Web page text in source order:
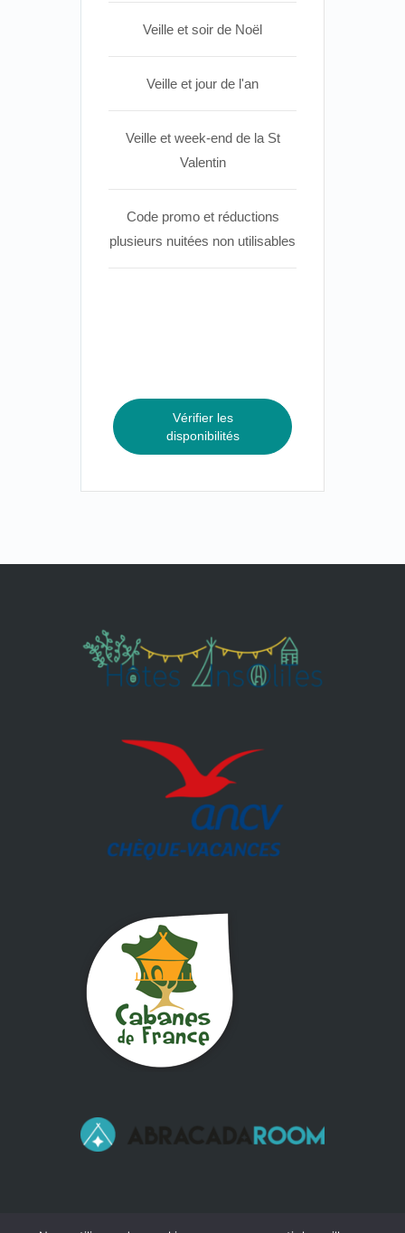
Veille et soir de Noël
Veille et jour de l'an
Veille et week-end de la St
Valentin
Code promo et réductions
plusieurs nuitées non utilisables
Vérifier les
disponibilités